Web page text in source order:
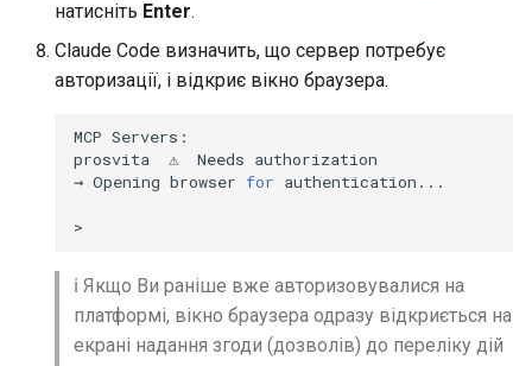
натисніть Enter.
Claude Code визначить, що сервер потребує
авторизації, і відкриє вікно браузера.
MCP Servers:
prosvita
⚠ Needs authorization
→ Opening browser for authentication...
ℹ️ Якщо Ви раніше вже авторизовувалися на
платформі, вікно браузера одразу відкриється на
екрані надання згоди (дозволів) до переліку дій